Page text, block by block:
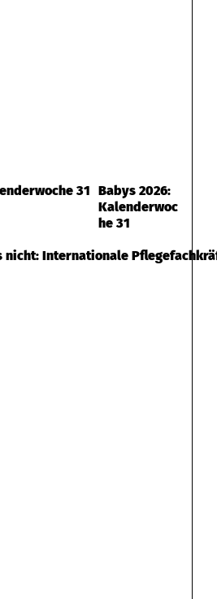
Babys 2026:
Kalenderwoc
he 31